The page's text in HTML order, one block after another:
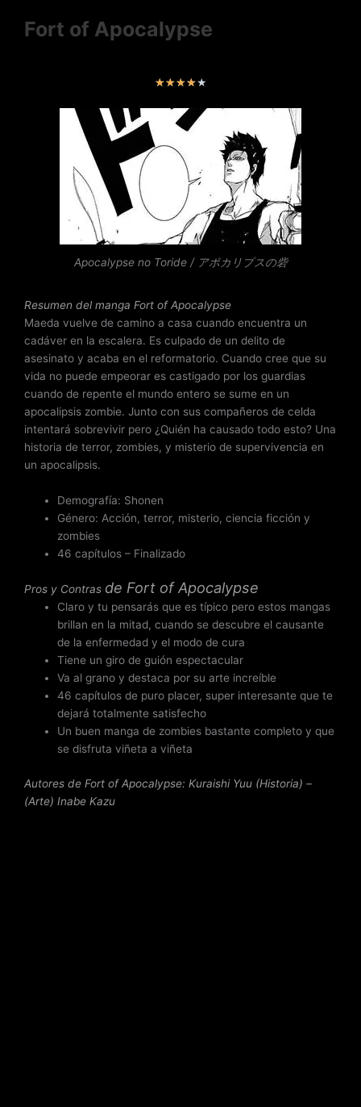
Fort of Apocalypse
★★★★★V
o
c
n
e
5
Apocalypse no Toride / アポカリプスの砦
Resumen del manga Fort of Apocalypse
Maeda vuelve de camino a casa cuando encuentra un
cadáver en la escalera. Es culpado de un delito de
asesinato y acaba en el reformatorio. Cuando cree que su
vida no puede empeorar es castigado por los guardias
cuando de repente el mundo entero se sume en un
apocalipsis zombie. Junto con sus compañeros de celda
intentará sobrevivir pero ¿Quién ha causado todo esto? Una
historia de terror, zombies, y misterio de supervivencia en
un apocalipsis.
Demografía: Shonen
Género: Acción, terror, misterio, ciencia ficción y
zombies
46 capítulos – Finalizado
Pros y Contras de Fort of Apocalypse
Claro y tu pensarás que es típico pero estos mangas
brillan en la mitad, cuando se descubre el causante
de la enfermedad y el modo de cura
Tiene un giro de guión espectacular
Va al grano y destaca por su arte increíble
46 capítulos de puro placer, super interesante que te
dejará totalmente satisfecho
Un buen manga de zombies bastante completo y que
se disfruta viñeta a viñeta
Autores de Fort of Apocalypse: Kuraishi Yuu (Historia) –
(Arte) Inabe Kazu